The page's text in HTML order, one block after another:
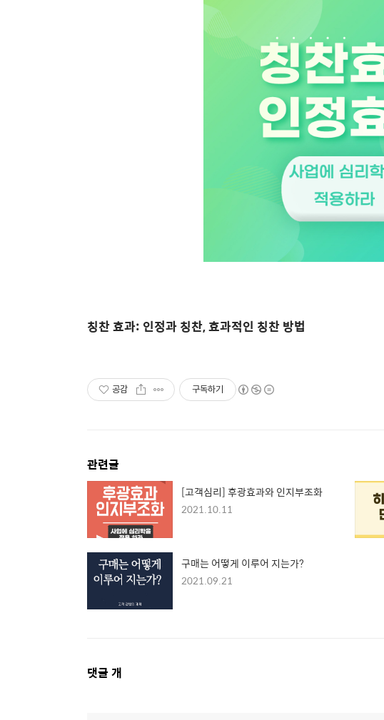
칭찬 효과: 인정과 칭찬, 효과적인 칭찬 방법
공감 구독하기
관련글
[고객심리] 후광효과와 인지부조화
2021.10.11
구매는 어떻게 이루어 지는가?
2021.09.21
댓
댓글 개